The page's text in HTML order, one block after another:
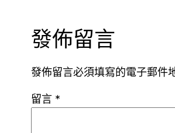
發佈留言
發佈留言必須填寫的電子郵件
留言 *